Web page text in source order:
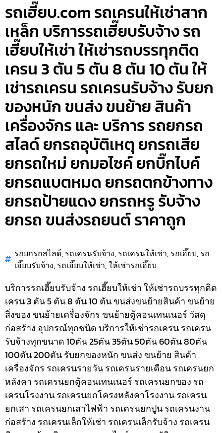
รถเฮี๊ยบ.com รถเครนให้เช่าสาก
เหล็ก บริการรถเฮี๊ยบรับจ้าง รถ
เฮี๊ยบให้เช่า ให้เช่ารถบรรทุกติด
เครน 3 ตัน 5 ตัน 8 ตัน 10 ตัน ให้
เช่ารถเครน รถเครนรับจ้าง รับยก
ของหนัก ขนส่ง ขนย้าย สินค้า
เครื่องจักร และ บริการ รถยกรถ
สไลด์ ยกรถอุบัติเหตุ ยกรถเสีย
ยกรถใหม่ ยกมอไซค์ ยกบิ๊กไบค์
ยกรถแบตหมด ยกรถตกข้างทาง
ยกรถป้ายแดง ยกรถหรู รับจ้าง
ยกรถ ขนส่งรถยนต์ ราคาถูก
รถยกรถสไลด์, รถเครนรับจ้าง, รถเครนให้เช่า, รถเฮี๊ยบ, รถ
เฮี๊ยบรับจ้าง, รถเฮี๊ยบให้เช่า,ให้เช่ารถเฮี๊ยบ
บริการรถเฮี๊ยบรับจ้าง รถเฮี๊ยบให้เช่า ให้เช่ารถบรรทุกติด
เครน 3 ตัน 5 ตัน 8 ตัน 10 ตัน ขนส่งขนย้ายสินค้า ขนย้าย
สิ่งของ ขนย้ายเครื่องจักร ขนย้ายตู้คอนเทนเนอร์ วัสดุ
ก่อสร้าง อุปกรณ์ทุกชนิดบริการให้เช่ารถเครน รถเครน
รับจ้างทุกขนาด 10ตัน 25ตัน 35ตัน 50ตัน 60ตัน 80ตัน
100ตัน 200ตัน รับยกของหนัก ขนส่ง ขนย้าย สินค้า
เครื่องจักร รถเครนรายวัน รถเครนรายเดือน รถเครนยก
หลังคา รถเครนยกตู้คอนเทนเนอร์ รถเครนยกของ รถ
เครนโรงงาน รถเครนยกโครงหลังคาโรงงาน รถเครน
ยกเสา รถเครนยกเสาไฟฟ้า รถเครนยกปูน รถเครนงาน
ก่อสร้าง รถเครนเล็กให้เช่า รถเครนเล็กรับจ้าง รถเครน